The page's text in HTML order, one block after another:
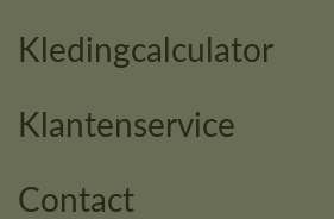
Kledingcalculator
Klantenservice
Contact